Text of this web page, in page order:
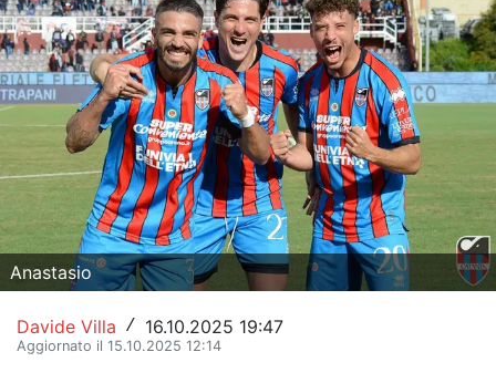
Hockey
Altri sport
Hockey
Pallanuoto
Pallamano
Altre
News
Anastasio
Davide Villa / 16.10.2025 19:47
Aggiornato il 15.10.2025 12:14